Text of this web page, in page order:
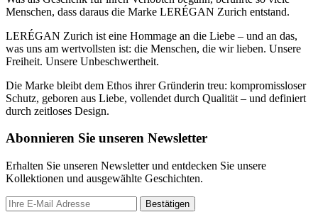
Menschen, dass daraus die Marke LERÉGAN Zurich entstand.
LERÉGAN Zurich ist eine Hommage an die Liebe – und an das,
was uns am wertvollsten ist: die Menschen, die wir lieben. Unsere
Freiheit. Unsere Unbeschwertheit.
Die Marke bleibt dem Ethos ihrer Gründerin treu: kompromissloser
Schutz, geboren aus Liebe, vollendet durch Qualität – und definiert
durch zeitloses Design.
Abonnieren Sie unseren Newsletter
Erhalten Sie unseren Newsletter und entdecken Sie unsere
Kollektionen und ausgewählte Geschichten.
Bestätigen